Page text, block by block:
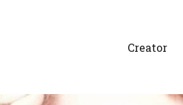
Creator